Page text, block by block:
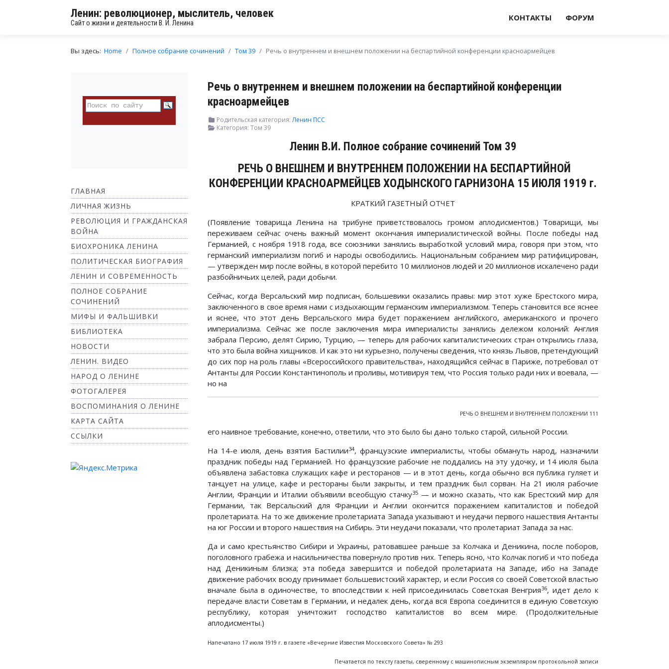
Ленин: революционер, мыслитель, человек
Сайт о жизни и деятельности В. И. Ленина
КОНТАКТЫ ФОРУМ
Вы здесь: Home Полное собрание сочинений Том 39 Речь о внутреннем и внешнем положении на беспартийной конференции красноармейцев
ГЛАВНАЯ
ЛИЧНАЯ ЖИЗНЬ
РЕВОЛЮЦИЯ И ГРАЖДАНСКАЯ
ВОЙНА
БИОХРОНИКА ЛЕНИНА
ПОЛИТИЧЕСКАЯ БИОГРАФИЯ
ЛЕНИН И СОВРЕМЕННОСТЬ
ПОЛНОЕ СОБРАНИЕ
СОЧИНЕНИЙ
МИФЫ И ФАЛЬШИВКИ
БИБЛИОТЕКА
НОВОСТИ
ЛЕНИН. ВИДЕО
НАРОД О ЛЕНИНЕ
ФОТОГАЛЕРЕЯ
ВОСПОМИНАНИЯ О ЛЕНИНЕ
КАРТА САЙТА
ССЫЛКИ
Речь о внутреннем и внешнем положении на беспартийной конференции
красноармейцев
Родительская категория:Ленин ПСС
Категория: Том 39
Ленин В.И. Полное собрание сочинений Том 39
РЕЧЬ О ВНЕШНЕМ И ВНУТРЕННЕМ ПОЛОЖЕНИИ НА БЕСПАРТИЙНОЙ
КОНФЕРЕНЦИИ КРАСНОАРМЕЙЦЕВ ХОДЫНСКОГО ГАРНИЗОНА 15 ИЮЛЯ 1919 г.
КРАТКИЙ ГАЗЕТНЫЙ ОТЧЕТ
(Появление товарища Ленина на трибуне приветствовалось громом аплодисментов.) Товарищи, мы
переживаем сейчас очень важный момент окончания империалистической войны. После победы над
Германией, с ноября 1918 года, все союзники занялись выработкой условий мира, говоря при этом, что
германский империализм погиб и народы освободились. Национальным собранием мир ратифицирован,
— утвержден мир после войны, в которой перебито 10 миллионов людей и 20 миллионов искалечено ради
разбойничьих целей, ради добычи.
Сейчас, когда Версальский мир подписан, большевики оказались правы: мир этот хуже Брестского мира,
заключенного в свое время нами с издыхающим германским империализмом. Теперь становится все яснее
и яснее, что этот день Версальского мира будет поражением английского, американского и прочего
империализма. Сейчас же после заключения мира империалисты занялись дележом колоний: Англия
забрала Персию, делят Сирию, Турцию, — теперь для рабочих капиталистических стран открылись глаза,
что это была война хищников. И как это ни курьезно, получены сведения, что князь Львов, претендующий
до сих пор на роль главы «Всероссийского правительства», находящийся сейчас в Париже, потребовал от
Антанты для России Константинополь и проливы, мотивируя тем, что Россия только ради них и воевала, —
но на
РЕЧЬ О ВНЕШНЕМ И ВНУТРЕННЕМ ПОЛОЖЕНИИ 111
его наивное требование, конечно, ответили, что это было бы дано только старой, сильной России.
На 14-е июля, день взятия Бастилии34, французские империалисты, чтобы обмануть народ, назначили
праздник победы над Германией. Но французские рабочие не поддались на эту удочку, и 14 июля была
объявлена забастовка служащих кафе и ресторанов — и в этот день, когда обычно вся публика гуляет и
танцует на улице, кафе и рестораны были закрыты, и тем праздник был сорван. На 21 июля рабочие
Англии, Франции и Италии объявили всеобщую стачку35 — и можно сказать, что как Брестский мир для
Германии, так Версальский для Франции и Англии окончится поражением капиталистов и победой
пролетариата. На то же движение пролетариата Запада указывают и неудачи первого нашествия Антанты
на юг России и второго нашествия на Сибирь. Эти неудачи показали, что пролетариат Запада за нас.
Да и само крестьянство Сибири и Украины, ратовавшее раньше за Колчака и Деникина, после поборов,
поголовного грабежа и насильничества повернуло против них. Теперь ясно, что Колчак погиб и что победа
над Деникиным близка; эта победа завершится и победой пролетариата на Западе, ибо на Западе
движение рабочих всюду принимает большевистский характер, и если Россия со своей Советской властью
вначале была в одиночестве, то впоследствии к ней присоединилась Советская Венгрия36, идет дело к
передаче власти Советам в Германии, и недалек день, когда вся Европа соединится в единую Советскую
республику, которая уничтожит господство капиталистов во всем мире. (Продолжительные
аплодисменты.)
Напечатано 17 июля 1919 г. в газете «Вечерние Известия Московского Совета» № 293
Печатается по тексту газеты, сверенному с машинописным экземпляром протокольной записи